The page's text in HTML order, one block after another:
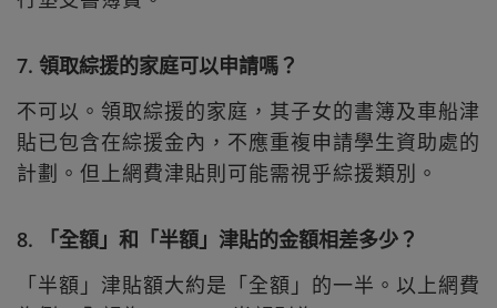
7. 領取綜援的家庭可以申請嗎？
不可以。領取綜援的家庭，其子女的書簿及車船津
貼已包含在綜援金內，不應重複申請學生資助處的
計劃。但上網費津貼則可能需視乎綜援類別。
8. 「全額」和「半額」津貼的金額相差多少？
「半額」津貼額大約是「全額」的一半。以上網費